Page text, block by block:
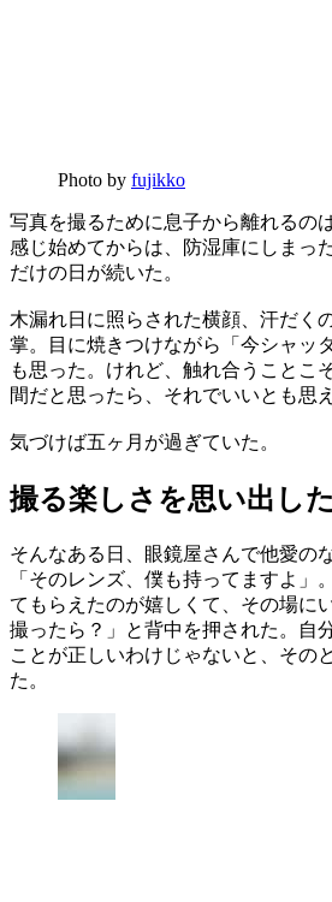
Photo by fujikko
写真を撮るために息子から離れるの
感じ始めてからは、防湿庫にしまっ
だけの日が続いた。
木漏れ日に照らされた横顔、汗だく
掌。目に焼きつけながら「今シャッ
も思った。けれど、触れ合うことこ
間だと思ったら、それでいいとも思え
気づけば五ヶ月が過ぎていた。
撮る楽しさを思い出し
そんなある日、眼鏡屋さんで他愛の
「そのレンズ、僕も持ってますよ」
てもらえたのが嬉しくて、その場に
撮ったら？」と背中を押された。自
ことが正しいわけじゃないと、その
た。